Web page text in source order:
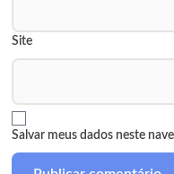
Site
Salvar meus dados neste